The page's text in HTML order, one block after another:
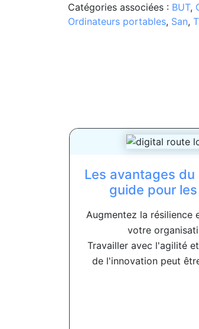
Catégories associées : BUT,
Ordinateurs portables, San,
Les avantages du
guide pour les
Augmentez la résilience
votre
Travailler avec l'agilité
de l'innovation peut